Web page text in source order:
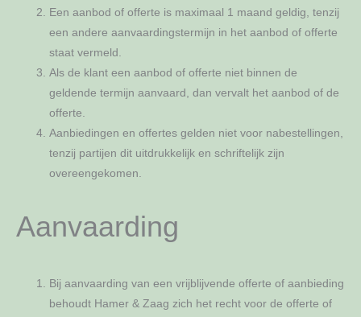
Een aanbod of offerte is maximaal 1 maand geldig, tenzij
een andere aanvaardingstermijn in het aanbod of offerte
staat vermeld.
Als de klant een aanbod of offerte niet binnen de
geldende termijn aanvaard, dan vervalt het aanbod of de
offerte.
Aanbiedingen en offertes gelden niet voor nabestellingen,
tenzij partijen dit uitdrukkelijk en schriftelijk zijn
overeengekomen.
Aanvaarding
Bij aanvaarding van een vrijblijvende offerte of aanbieding
behoudt Hamer & Zaag zich het recht voor de offerte of